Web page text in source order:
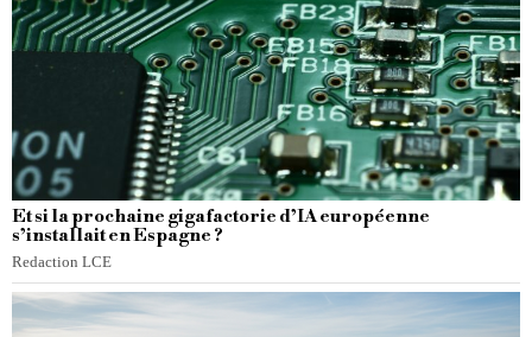
Et si la prochaine gigafactorie d’IA européenne
s’installait en Espagne ?
Redaction LCE